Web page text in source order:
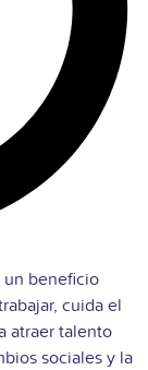
un beneficio
cuida el
atraer talento
sociales y la